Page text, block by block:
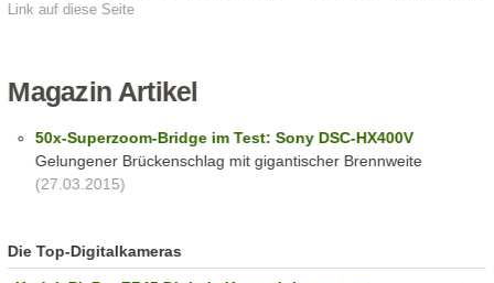
Link auf diese Seite
Magazin Artikel
50x-Superzoom-Bridge im Test: Sony DSC-HX400V
Gelungener Brückenschlag mit gigantischer Brennweite
(27.03.2015)
Die Top-Digitalkameras